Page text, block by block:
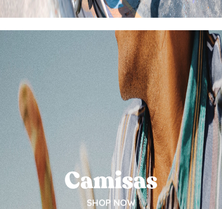
Camisas
SHOP NOW